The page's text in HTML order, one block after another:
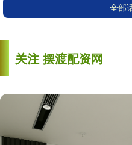
全部
关注 摆渡配资网